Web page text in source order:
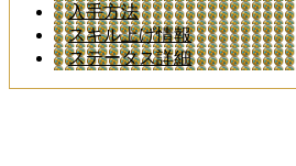
入手方法
スキル上げ情報
ステータス詳細